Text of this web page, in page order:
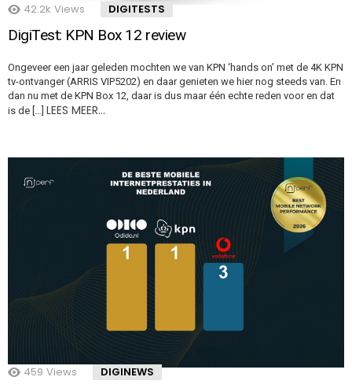
42.2k Views DIGITESTS
DigiTest: KPN Box 12 review
Ongeveer een jaar geleden mochten we van KPN ‘hands on’ met de 4K KPN
tv-ontvanger (ARRIS VIP5202) en daar genieten we hier nog steeds van. En
dan nu met de KPN Box 12, daar is dus maar één echte reden voor en dat
is de […] LEES MEER…
459 Views DIGINEWS